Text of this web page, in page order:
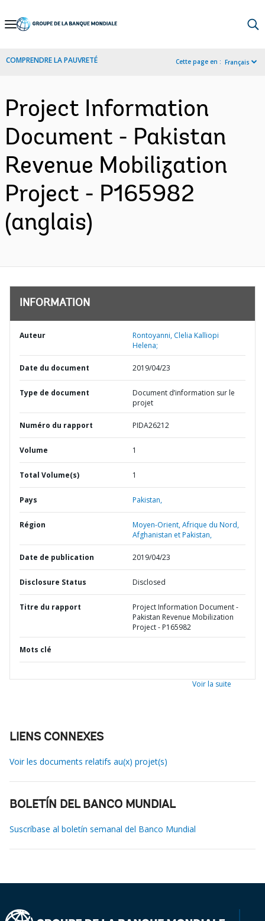
Skip
Navigation
COMPRENDRE LA PAUVRETÉ Cette page en : Français
Project Information
Document - Pakistan
Revenue Mobilization
Project - P165982
(anglais)
INFORMATION
Auteur
Rontoyanni, Clelia Kalliopi
Helena;
Date du document 2019/04/23
Type de document
Document d’information sur le
projet
Numéro du rapport PIDA26212
Volume 1
Total Volume(s) 1
Pays Pakistan,
Région
Moyen-Orient, Afrique du Nord,
Afghanistan et Pakistan,
Date de publication 2019/04/23
Disclosure Status Disclosed
Titre du rapport
Project Information Document -
Pakistan Revenue Mobilization
Project - P165982
Mots clé
Voir la suite
LIENS CONNEXES
Voir les documents relatifs au(x) projet(s)
BOLETÍN DEL BANCO MUNDIAL
Suscríbase al boletín semanal del Banco Mundial